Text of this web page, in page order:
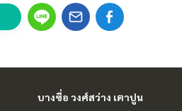
บางซื่อ วงศ์สว่าง เตาปูน